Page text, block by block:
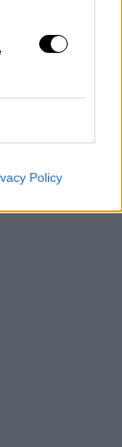
Policy